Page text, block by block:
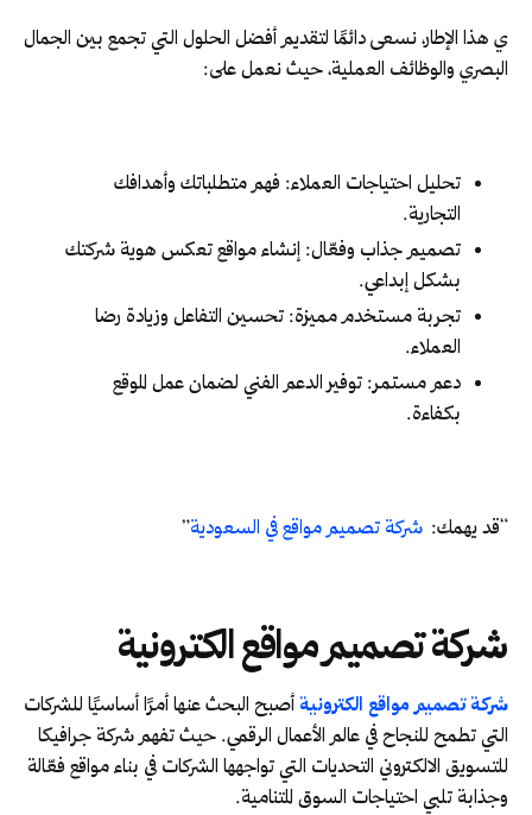
ي هذا الإطار، نسعى دائمًا لتقديم أفضل الحلول التي تجمع بين الجمال
البصري والوظائف العملية، حيث نعمل على:
تحليل احتياجات العملاء: فهم متطلباتك وأهدافك
التجارية.
تصميم جذاب وفعّال: إنشاء مواقع تعكس هوية شركتك
بشكل إبداعي.
تجربة مستخدم مميزة: تحسين التفاعل وزيادة رضا
العملاء.
دعم مستمر: توفير الدعم الفني لضمان عمل الموقع
بكفاءة.
“قد يهمك: شركة تصميم مواقع في السعودية”
شركة تصميم مواقع الكترونية
شركة تصميم مواقع الكترونية أصبح البحث عنها أمرًا أساسيًا للشركات
التي تطمح للنجاح في عالم الأعمال الرقمي. حيث تفهم شركة جرافيكا
للتسويق الالكتروني التحديات التي تواجهها الشركات في بناء مواقع فعّالة
وجذابة تلبي احتياجات السوق المتنامية.